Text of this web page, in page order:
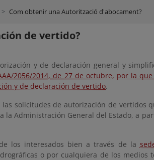
Com obtenir una Autorització d'abocament?
de vertido?
y de declaración general y
2056/2014, de 27 de octubre, por la
y de declaración de vertido.
solicitudes de autorización de vertidos
la Administración General del Estado, a
los interesados bien a través de la
o por cualquiera de los medios